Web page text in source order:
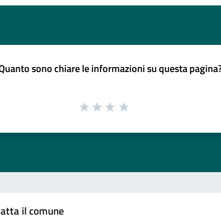
sono chiare le informazioni su questa
il comune